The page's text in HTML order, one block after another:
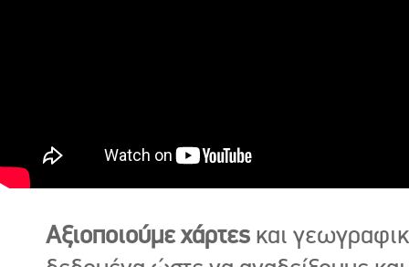
Αξιοποιούμε χάρτες και